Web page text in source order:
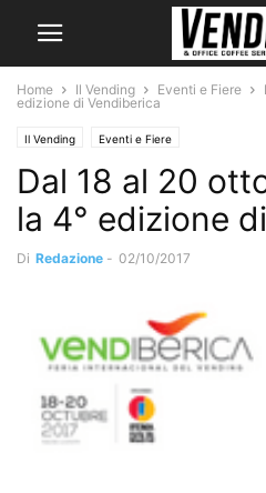
Home Il Vending Eventi e Fiere
edizione di Vendiberica
Il Vending Eventi e Fiere
Dal 18 al 20
la 4° edizione
Di Redazione - 02/10/2017